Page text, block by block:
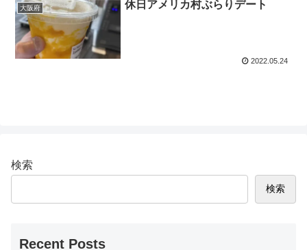
大阪府 休日アメリカ村ぶらりデート
2022.05.24
検索
検索
Recent Posts